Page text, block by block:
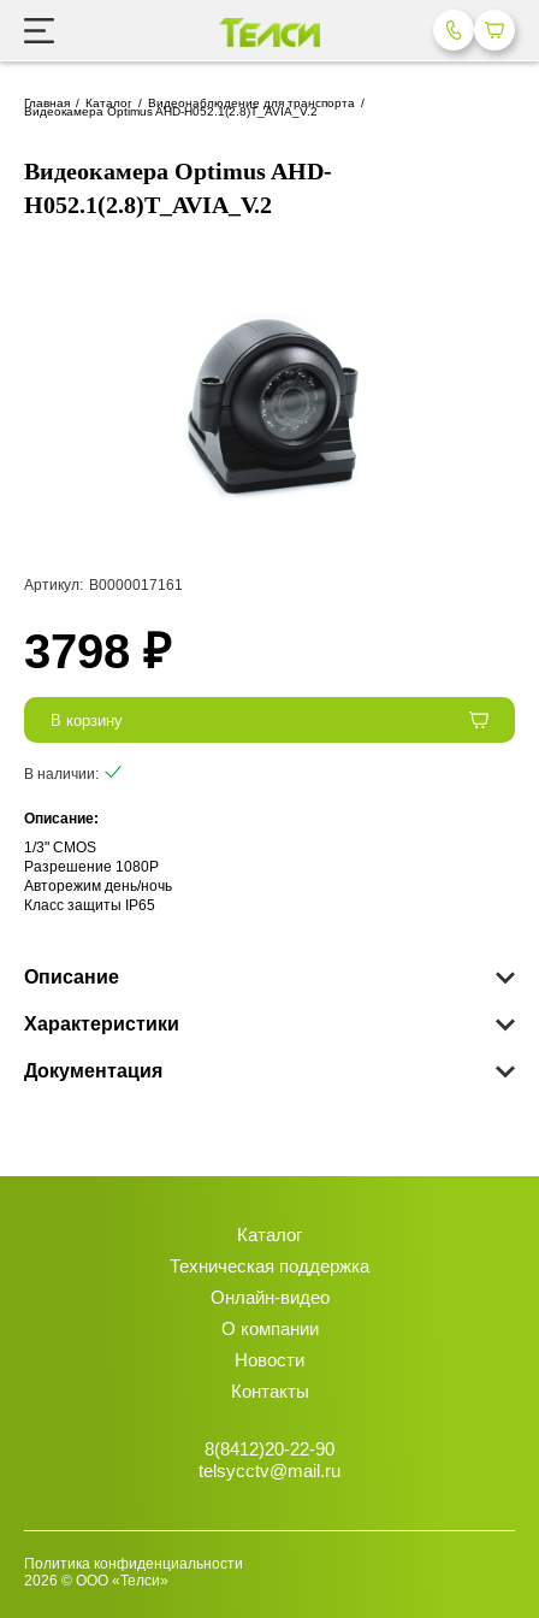
Главная Каталог Видеонаблюдение для транспорта
Видеокамера Optimus AHD-H052.1(2.8)T_AVIA_V.2
Видеокамера Optimus AHD-
H052.1(2.8)T_AVIA_V.2
Артикул: В0000017161
3798 ₽
В корзину
В наличии:
Описание:
1/3" CMOS
Разрешение 1080P
Авторежим день/ночь
Класс защиты IP65
Описание
Характеристики
Документация
Каталог
Техническая поддержка
Онлайн-видео
О компании
Новости
Контакты
8(8412)20-22-90
telsycctv@mail.ru
2026 © ООО «Телси»
Политика конфиденциальности